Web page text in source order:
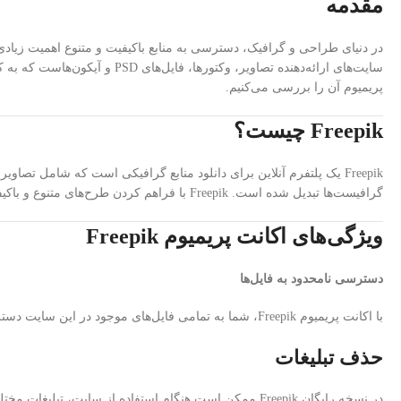
مقدمه
پریمیوم آن را بررسی می‌کنیم.
Freepik چیست؟
گرافیست‌ها تبدیل شده است. Freepik با فراهم کردن طرح‌های متنوع و باکیفیت، به طراحان این امکان را می‌دهد تا پروژه‌های خود را به راحتی و با استاندارد بالا انجام دهند.
ویژگی‌های اکانت پریمیوم Freepik
دسترسی نامحدود به فایل‌ها
با اکانت پریمیوم Freepik، شما به تمامی فایل‌های موجود در این سایت دسترسی خواهید داشت و می‌توانید بدون محدودیت آن‌ها را دانلود کنید.
حذف تبلیغات